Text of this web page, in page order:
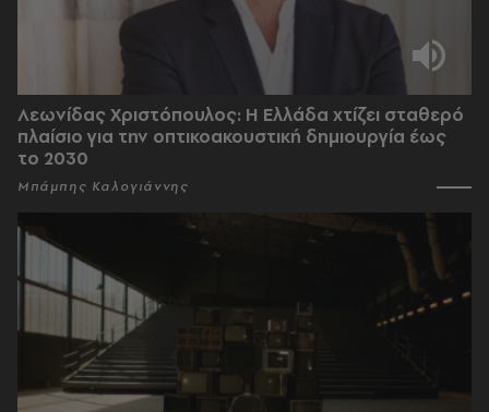
Λεωνίδας Χριστόπουλος: Η Ελλάδα χτίζει σταθερό
πλαίσιο για την οπτικοακουστική δημιουργία έως
το 2030
Μπάμπης Καλογιάννης